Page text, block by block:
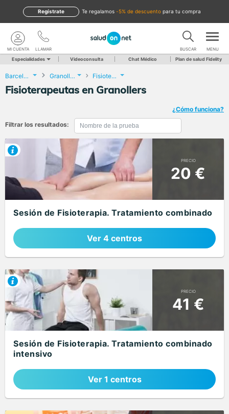
te regalamos -5% de descuento para tu compra
Regístrate
LLAMAR
MI CUENTA BUSCAR MENU
Especialidades Videoconsulta Chat Médico Plan de salud Fidelity
Barcelona Granollers Fisioterapia
Fisioterapeutas en Granollers
¿Cómo funciona?
Filtrar los resultados:
PRECIO
20 €
Sesión de Fisioterapia. Tratamiento combinado
Ver 4 centros
PRECIO
41 €
Sesión de Fisioterapia. Tratamiento combinado
intensivo
Ver 1 centros